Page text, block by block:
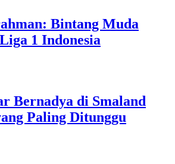
Bintang Muda
1 Indonesia
Bernadya di Smaland
Paling Ditunggu